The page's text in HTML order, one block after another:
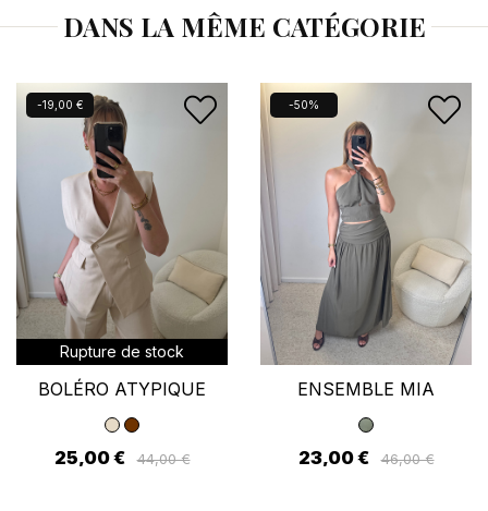
DANS LA MÊME CATÉGORIE
-19,00 €
Rupture de stock
BOLÉRO ATYPIQUE
25,00 € 44,00 €
-50%
Nouveau
ENSEMBLE MIA
23,00 € 46,00 €
Annuler Se connecter